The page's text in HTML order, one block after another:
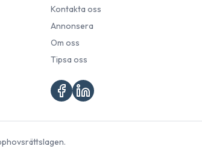
Kontakta oss
Annonsera
Om oss
Tipsa oss